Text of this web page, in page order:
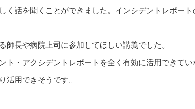
く話を聞くことができました。インシデントレポー
師長や病院上司に参加してほしい講義でした。
ト・アクシデントレポートを全く有効に活用できてい
活用できそうです。